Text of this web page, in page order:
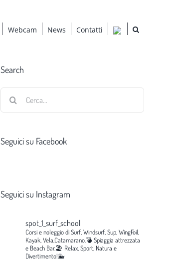
Webcam News Contatti
Search
Seguici su Facebook
Seguici su Instagram
spot_1_surf_school
Corsi e noleggio di Surf, Windsurf, Sup, WingFoil,
Kayak, Vela,Catamarano.💣 Spiaggia attrezzata
e Beach Bar.🏖️ Relax, Sport, Natura e
Divertimento!🐳